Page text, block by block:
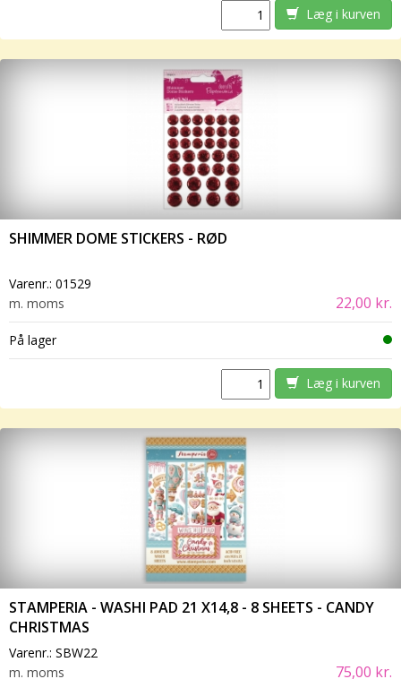
Læg i kurven
SHIMMER DOME STICKERS - RØD
Varenr.: 01529
m. moms
22,00 kr.
På lager
Læg i kurven
STAMPERIA - WASHI PAD 21 X14,8 - 8 SHEETS - CANDY
CHRISTMAS
Varenr.: SBW22
m. moms
75,00 kr.